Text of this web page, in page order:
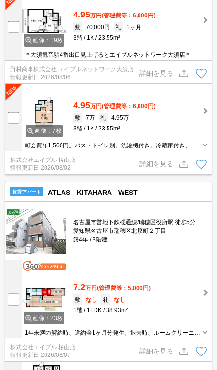
画像：19枚
4.95万円(管理費等：6,000円)
敷
70,000円 礼
1ヶ月
3階
1K 23.55m²
＊大須観音駅4番出口見上げるとエイブルネットワーク大須店＊
野村商事株式会社 エイブルネットワーク大須店
情報更新日 2026/08/06
詳細を見る
画像：7枚
4.95万円(管理費等：6,000円)
敷
7万 礼
4.95万
3階
1K 23.55m²
町会費年1,500円。バス・トイレ別。洗濯機付き。冷蔵庫付き。電
子レンジ付。
株式会社エイブル 桜山店
情報更新日 2026/08/02
詳細を見る
賃貸アパート ATLAS KITAHARA WEST
名古屋市営地下鉄桜通線/瑞穂区役所駅 徒歩5分
愛知県名古屋市瑞穂区北原町２丁目
築4年
3階建
画像：23枚
7.2万円(管理費等：5,000円)
敷
なし 礼
なし
1階
1LDK 38.93m²
1年未満の解約時、違約金1ヶ月分発生。退去時、ルームクリーニン
焚給湯。
株式会社エイブル 桜山店
情報更新日 2026/08/07
詳細を見る